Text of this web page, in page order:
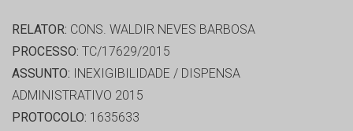
RELATOR: CONS. WALDIR NEVES BARBOSA
PROCESSO: TC/17629/2015
ASSUNTO: INEXIGIBILIDADE / DISPENSA
ADMINISTRATIVO 2015
PROTOCOLO: 1635633